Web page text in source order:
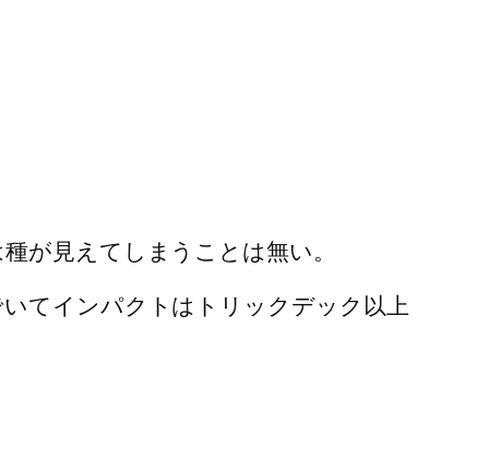
が見えてしまうことは無い。
てインパクトはトリックデック以上